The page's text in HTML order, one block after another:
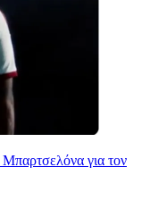
για τον